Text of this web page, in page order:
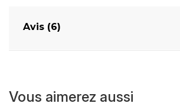
Avis (6)
Vous aimerez aussi